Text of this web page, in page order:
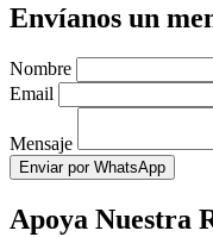
Envíanos un
Nombre
Email
Mensaje
Enviar por WhatsApp
Apoya Nuestra